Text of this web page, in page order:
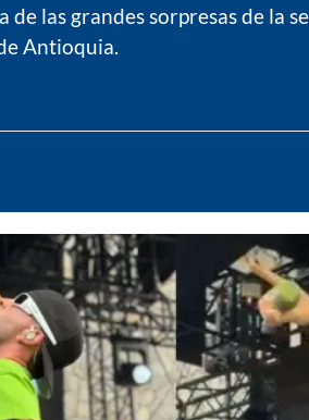
de las grandes sorpresas de la
Antioquia.